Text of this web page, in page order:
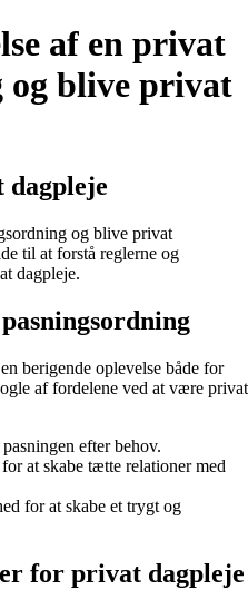
af en privat
og blive privat
og blive privat
til at forstå reglerne og
dagpleje.
berigende oplevelse både for
af fordelene ved at være privat
efter behov.
at skabe tætte relationer med
for at skabe et trygt og
for privat dagpleje